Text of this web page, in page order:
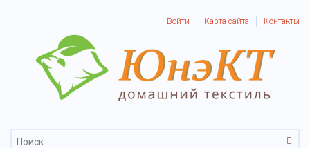
Войти Карта сайта Контакты